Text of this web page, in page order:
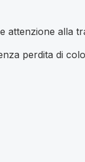
attenzione alla
perdita di